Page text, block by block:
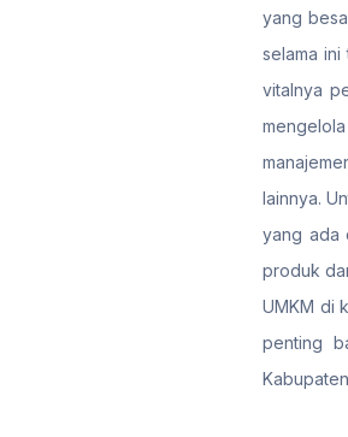
yang
selama
vitalnya
lainnya.
yang ada
produk
UMKM di
penting